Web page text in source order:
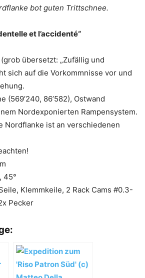
bot guten Trittschnee.
et l’accidenté“
übersetzt: „Zufällig und
sich auf die Vorkommnisse vor und
(569’240, 86’582), Ostwand
Nordexponierten Rampensystem.
Nordflanke ist an verschiedenen
45°
Klemmkeile, 2 Rack Cams #0.3-
Pecker